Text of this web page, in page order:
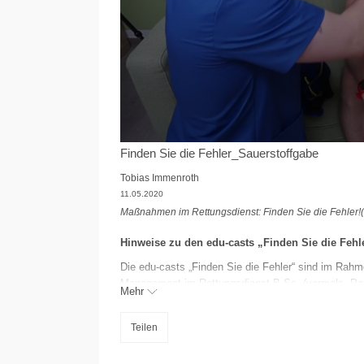
Finden Sie die Fehler_Sauerstoffgabe
Tobias Immenroth
11.05.2020
Maßnahmen im Rettungsdienst: Finden Sie die
Hinweise zu den edu-casts „Finden Sie die
Die edu-casts „Finden Sie die Fehler“ sind im
Management im Rettungsdienst B.Sc. (vormals
entstanden.
Die Studierenden haben die Evidenz typischer
Mehr
Teilen